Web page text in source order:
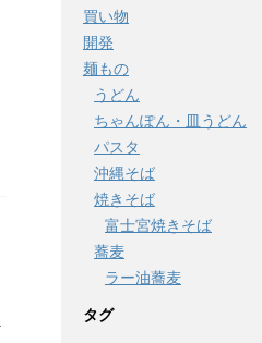
買い物
開発
麺もの
うどん
ちゃんぽん・皿うどん
パスタ
沖縄そば
焼きそば
富士宮焼きそば
蕎麦
ラー油蕎麦
タグ